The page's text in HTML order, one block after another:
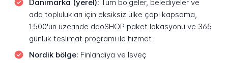
Danimarka (yerel): Tüm bölgeler, belediyeler ve
ada toplulukları için eksiksiz ülke çapı kapsama,
1.500'ün üzerinde daoSHOP paket lokasyonu ve 365
günlük teslimat programı ile hizmet
Nordik bölge: Finlandiya ve İsveç